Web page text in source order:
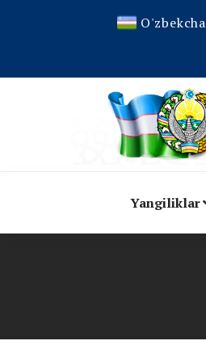
O'zbekcha
Yangiliklar